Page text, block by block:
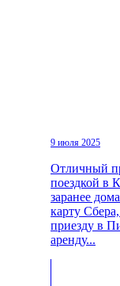
9 июля 2025
Отличный
поездкой в
заранее
карту
приезду в
аренду...